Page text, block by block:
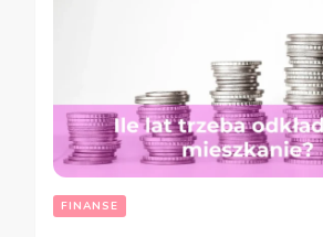
FINANSE